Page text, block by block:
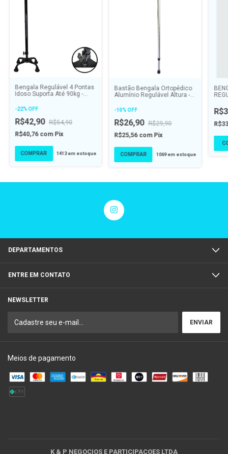
Bengala Regulável 4 Pontas
Idoso Suporta Até 90kg -
-22%OFF
R$42,90 R$54,90
R$40,76 com Pix
1413em estoque
Bastão Bengala Ortopédico
Alumínio Regulável Altura -
-10%OFF
R$26,90 R$29,90
R$25,56 com Pix
1069em estoque
DEPARTAMENTOS
ENTRE EM CONTATO
NEWSLETTER
Meios de pagamento
K & P NEGOCIOS E PARTICIPACOES LTDA